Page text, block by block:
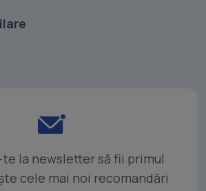
la newsletter să fii primul
cele mai noi recomandări